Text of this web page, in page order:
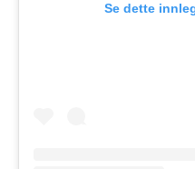
Se dette